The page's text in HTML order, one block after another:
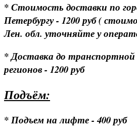
* Стоимость доставки по
Петербургу - 1200 руб (
Лен. обл. уточняйте у
* Доставка до
регионов - 1200 руб
Подъём:
* Подъем на лифте - 400 руб